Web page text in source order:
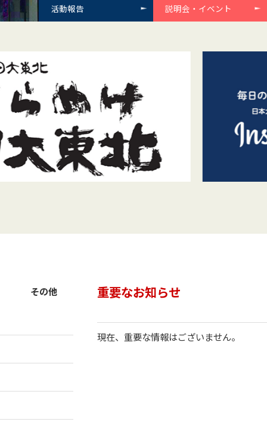
活動報告 説明会・イベント
その他 重要なお知らせ
現在、重要な情報はございません。